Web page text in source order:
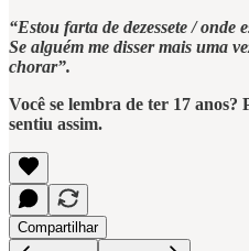
“Estou farta de dezessete / onde
Se alguém me disser mais uma
chorar”.
Você se lembra de ter 17 anos?
sentiu assim.
Compartilhar